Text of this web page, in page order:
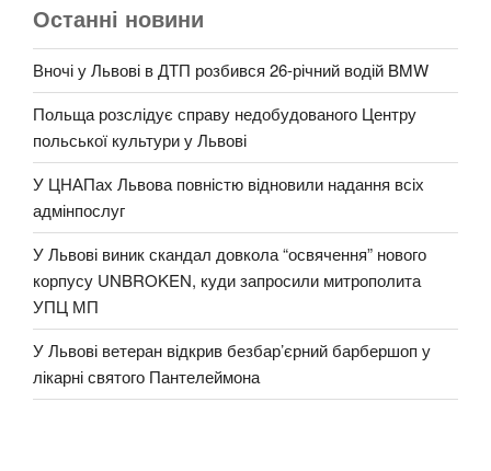
Останні новини
Вночі у Львові в ДТП розбився 26-річний водій BMW
Польща розслідує справу недобудованого Центру
польської культури у Львові
У ЦНАПах Львова повністю відновили надання всіх
адмінпослуг
У Львові виник скандал довкола “освячення” нового
корпусу UNBROKEN, куди запросили митрополита
УПЦ МП
У Львові ветеран відкрив безбар’єрний барбершоп у
лікарні святого Пантелеймона